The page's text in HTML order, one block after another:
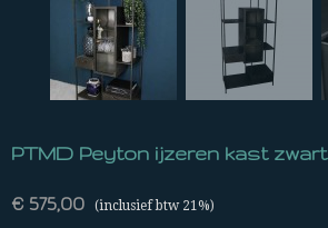
PTMD Peyton ijzeren kast zwart
€ 575,00 (inclusief btw 21%)